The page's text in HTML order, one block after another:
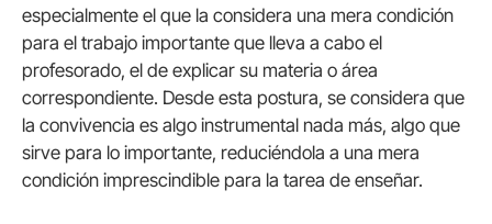
especialmente el que la considera una mera condición
para el trabajo importante que lleva a cabo el
profesorado, el de explicar su materia o área
correspondiente. Desde esta postura, se considera que
la convivencia es algo instrumental nada más, algo que
sirve para lo importante, reduciéndola a una mera
condición imprescindible para la tarea de enseñar.